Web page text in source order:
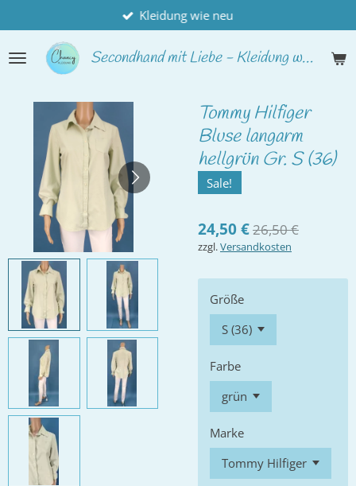
Hauptinhalt
springen
Secondhandmit Liebe - Kleidung wie neu
Kleidung wie neu
Tommy Hilfiger
Bluse langarm
hellgrün Gr. S (36)
Sale!
24,50 €26,50 €
zzgl.Versandkosten
Größe
Farbe
Marke